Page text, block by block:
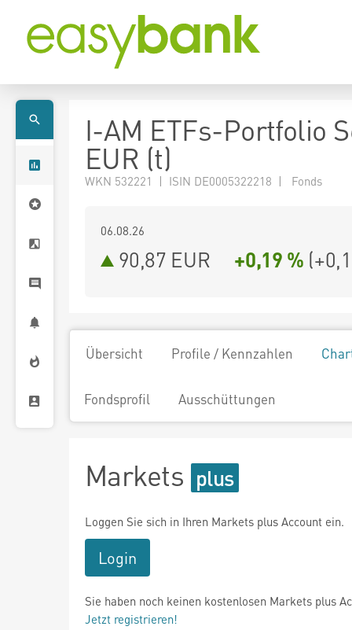
I-AM ETFs-Portfolio
EUR (t)
WKN 532221 | ISIN DE0005322218 | Fonds
06.08.26
90,87 EUR +0,19 % (
Übersicht Profile / Kennzahlen
Fondsprofil Ausschüttungen
Markets
Loggen Sie sich in Ihren Markets plus Account ein.
Login
Sie haben noch keinen kostenlosen Markets plus
Jetzt registrieren!